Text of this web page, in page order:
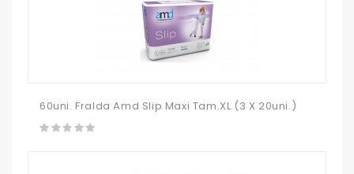
60uni. Fralda Amd Slip Maxi Tam.XL (3 X 20uni.)